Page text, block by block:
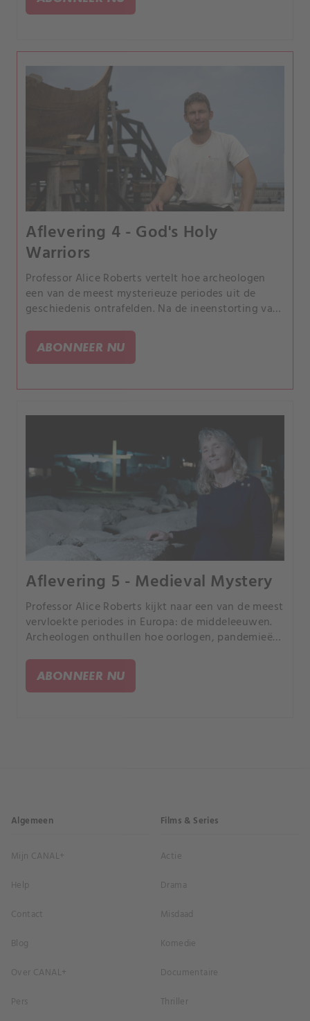
Aflevering 4 - God's Holy
Warriors
Professor Alice Roberts vertelt hoe archeologen
een van de meest mysterieuze periodes uit de
geschiedenis ontrafelden. Na de ineenstorting van
maar opeens waren ze weg.
ABONNEER NU
Aflevering 5 - Medieval Mystery
Professor Alice Roberts kijkt naar een van de meest
vervloekte periodes in Europa: de middeleeuwen.
Archeologen onthullen hoe oorlogen, pandemieën
omverwierpen.
ABONNEER NU
Algemeen
Mijn CANAL+
Help
Contact
Blog
Over CANAL+
Pers
Films & Series
Actie
Drama
Misdaad
Komedie
Documentaire
Thriller